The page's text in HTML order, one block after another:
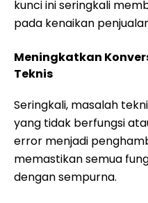
kunci ini seringkali
pada kenaikan
Meningkatkan
Teknis
Seringkali, masalah
yang tidak berfungsi
error menjadi
memastikan semua
dengan sempurna.